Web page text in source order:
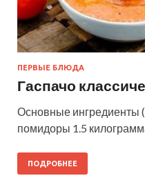
ПЕРВЫЕ БЛЮДА
Гаспачо
Основные ингредиенты
помидоры 1.5
ПОДРОБНЕЕ